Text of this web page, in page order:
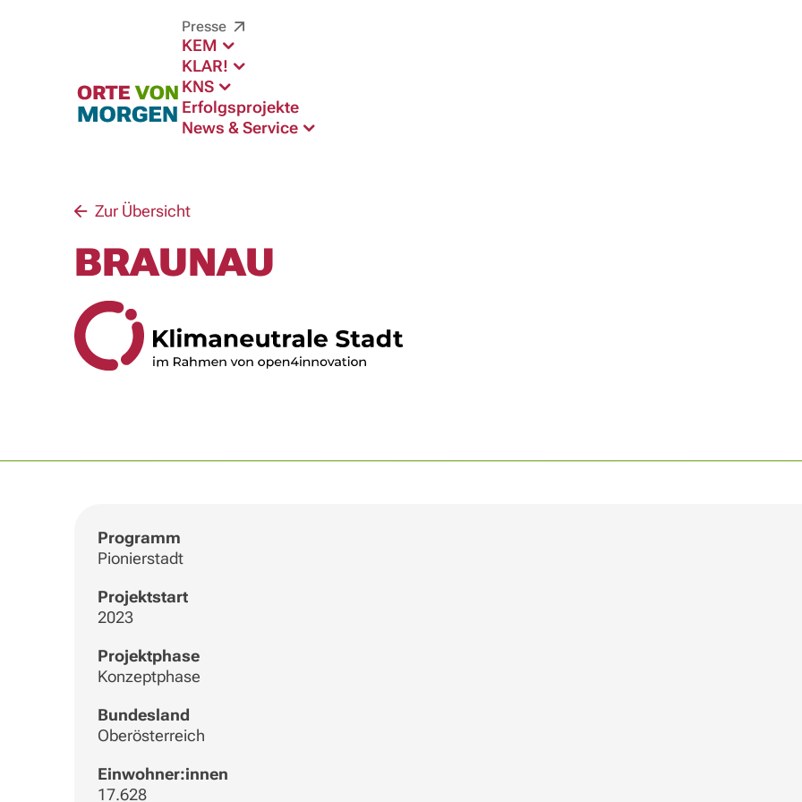
Presse
KEM
KLAR!
KNS
Erfolgsprojekte
News & Service
Zur Übersicht
BRAUNAU
Programm
Pionierstadt
Projektstart
2023
Projektphase
Konzeptphase
Bundesland
Oberösterreich
Einwohner:innen
17.628